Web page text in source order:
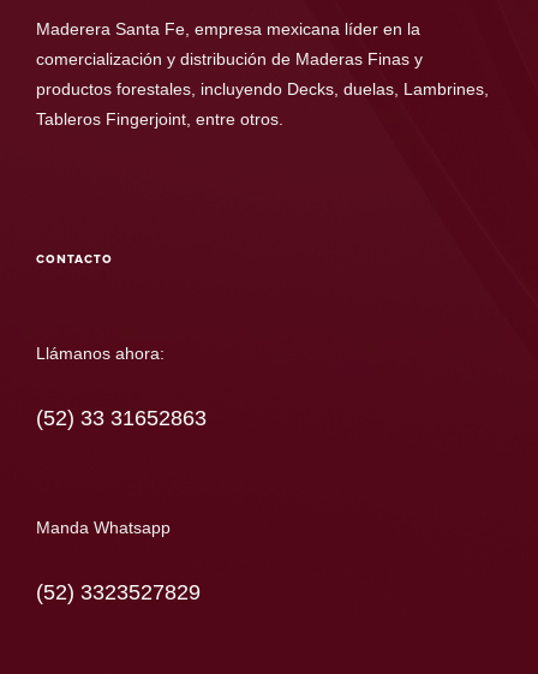
Maderera Santa Fe, empresa mexicana líder en la
comercialización y distribución de Maderas Finas y
productos forestales, incluyendo Decks, duelas, Lambrines,
Tableros Fingerjoint, entre otros.
CONTACTO
Llámanos ahora:
(52) 33 31652863
Manda Whatsapp
(52) 3323527829